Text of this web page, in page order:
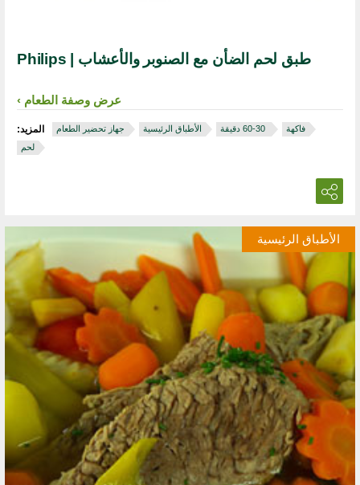
طبق لحم الضأن مع الصنوبر والأعشاب | Philips
عرض وصفة الطعام
المزيد: جهاز تحضير الطعام الأطباق الرئيسية ‏ 30‏-60 دقيقة
فاكهة
لحم
الأطباق الرئيسية